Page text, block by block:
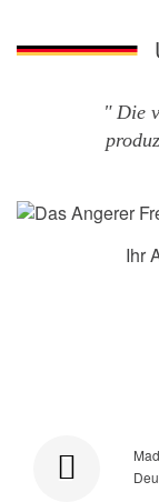
Die
Ihr